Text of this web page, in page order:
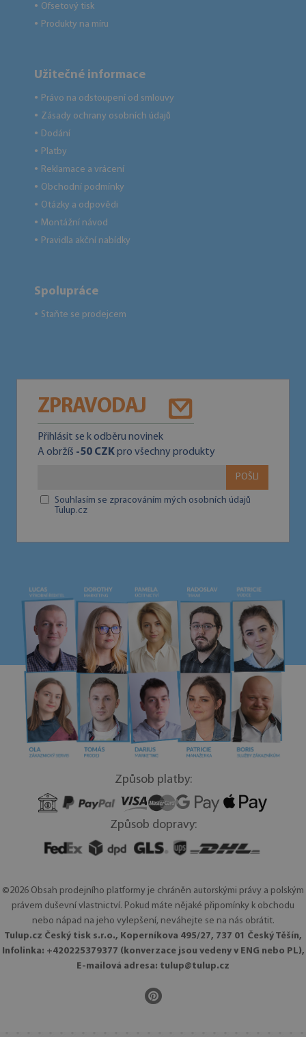
● Ofsetový tisk
● Produkty na míru
Užitečné informace
● Právo na odstoupení od smlouvy
● Zásady ochrany osobních údajů
● Dodání
● Platby
● Reklamace a vrácení
● Obchodní podmínky
● Otázky a odpovědi
● Montážní návod
● Pravidla akční nabídky
Spolupráce
● Staňte se prodejcem
ZPRAVODAJ
Přihlásit se k odběru novinek
A obržíš -50 CZKpro všechny produkty
POŠLI
Souhlasím se zpracováním mých osobních údajů
Tulup.cz
Způsob platby:
Způsob dopravy:
©2026 Obsah prodejního platformy je chráněn autorskými právy a polským
právem duševní vlastnictví. Pokud máte nějaké připomínky k obchodu
nebo nápad na jeho vylepšení, neváhejte se na nás obrátit.
Tulup.cz Český tisk s.r.o., Koperníkova 495/27, 737 01 Český Těšín,
Infolinka: +420225379377 (konverzace jsou vedeny v ENG nebo PL),
E-mailová adresa: tulup@tulup.cz